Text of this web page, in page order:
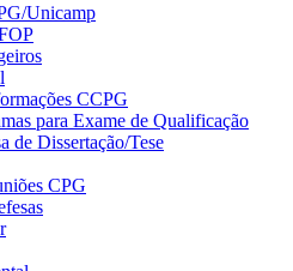
Unicamp
CCPG
para Exame de Qualificação
de Dissertação/Tese
CPG